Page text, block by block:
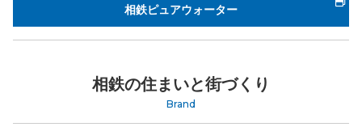
相鉄ピュアウォーター
相鉄の住まいと街づくり
Brand